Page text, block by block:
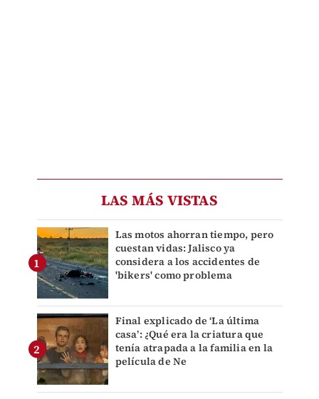
LAS MÁS VISTAS
Las motos ahorran tiempo, pero
cuestan vidas: Jalisco ya
considera a los accidentes de
'bikers' como problema
Final explicado de ‘La última
casa’: ¿Qué era la criatura que
tenía atrapada a la familia en la
película de Ne